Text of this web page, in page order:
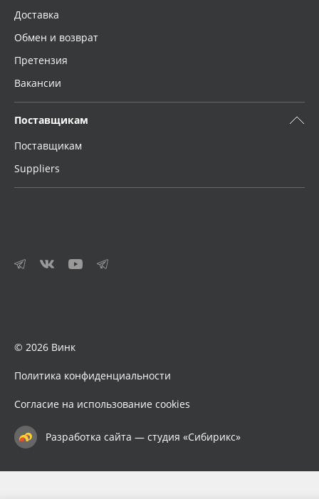
Доставка
Обмен и возврат
Претензия
Вакансии
Поставщикам
Поставщикам
Suppliers
© 2026 Винк
Политика конфиденциальности
Согласие на использование cookies
Разработка сайта — студия «Сибирикс»